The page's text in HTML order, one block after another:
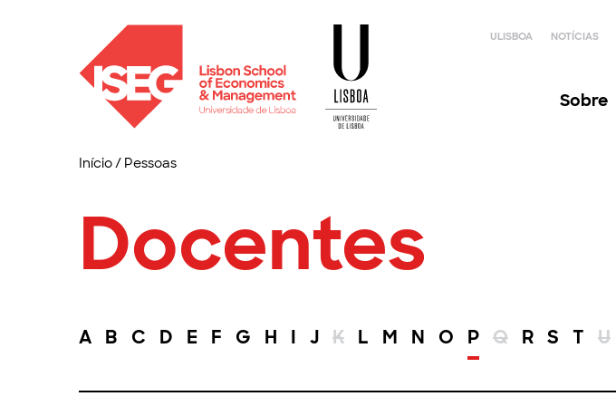
ULISBOA NOTÍCIAS
Sobre
Início/ Pessoas
Docentes
A B C D E F G H I J K L M N O P Q R S T U